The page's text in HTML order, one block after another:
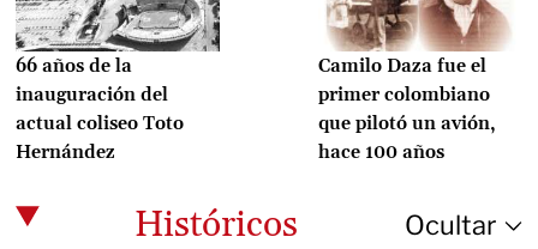
66 años de la
inauguración del
actual coliseo Toto
Hernández
Camilo Daza fue el
primer colombiano
que pilotó un avión,
hace 100 años
Históricos